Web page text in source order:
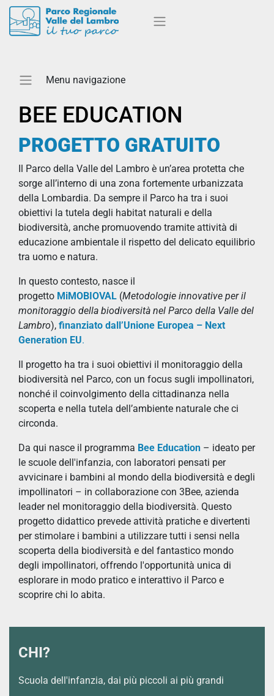
BEE EDUCATION
PROGETTO GRATUITO
Il Parco della Valle del Lambro è un’area protetta che
sorge all’interno di una zona fortemente urbanizzata
della Lombardia. Da sempre il Parco ha tra i suoi
obiettivi la tutela degli habitat naturali e della
biodiversità, anche promuovendo tramite attività di
educazione ambientale il rispetto del delicato equilibrio
tra uomo e natura.
In questo contesto, nasce il
progetto MiMOBIOVAL (Metodologie innovative per il
monitoraggio della biodiversità nel Parco della Valle del
Lambro), finanziato dall’Unione Europea – Next
Generation EU.
Il progetto ha tra i suoi obiettivi il monitoraggio della
biodiversità nel Parco, con un focus sugli impollinatori,
nonché il coinvolgimento della cittadinanza nella
scoperta e nella tutela dell’ambiente naturale che ci
circonda.
Da qui nasce il programma Bee Education – ideato per
le scuole dell'infanzia, con laboratori pensati per
avvicinare i bambini al mondo della biodiversità e degli
impollinatori – in collaborazione con 3Bee, azienda
leader nel monitoraggio della biodiversità. Questo
progetto didattico prevede attività pratiche e divertenti
per stimolare i bambini a utilizzare tutti i sensi nella
scoperta della biodiversità e del fantastico mondo
degli impollinatori, offrendo l'opportunità unica di
esplorare in modo pratico e interattivo il Parco e
scoprire chi lo abita.
CHI?
Scuola dell'infanzia, dai più piccoli ai più grandi